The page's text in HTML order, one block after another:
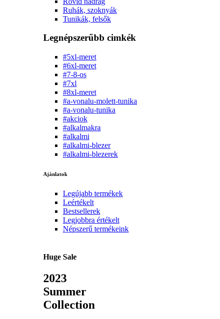
Ruhák, szoknyák
Tunikák, felsők
Legnépszerűbb cimkék
#5xl-meret
#6xl-meret
#7-8-os
#7xl
#8xl-meret
#a-vonalu-molett-tunika
#a-vonalu-tunika
#akciok
#alkalmakra
#alkalmi
#alkalmi-blezer
#alkalmi-blezerek
Ajánlatok
Legújabb termékek
Leértékelt
Bestsellerek
Legjobbra értékelt
Népszerű termékeink
Huge Sale
2023
Summer
Collection